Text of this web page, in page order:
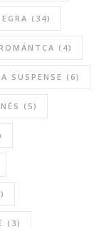
(34)
(4)
SUSPENSE (6)
(5)
(3)